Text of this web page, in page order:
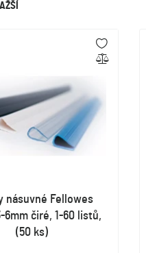
násuvné Fellowes
6mm čiré, 1-60 listů,
(50 ks)